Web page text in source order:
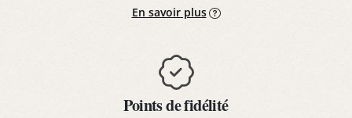
En savoir plus
Points de fidélité